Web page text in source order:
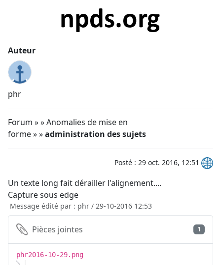
Auteur
phr
Forum » » Anomalies de mise en
forme » »administration des sujets
Posté : 29 oct. 2016, 12:51
Un texte long fait dérailler l'alignement....
Capture sous edge
Message édité par : phr / 29-10-2016 12:53
Pièces jointes 1
phr2016-10-29.png